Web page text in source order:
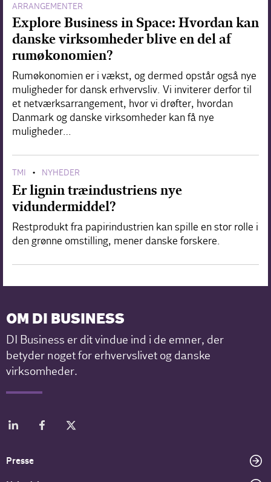
ARRANGEMENTER
Explore Business in Space: Hvordan kan
danske virksomheder blive en del af
rumøkonomien?
Rumøkonomien er i vækst, og dermed opstår også nye
muligheder for dansk erhvervsliv. Vi inviterer derfor til
et netværksarrangement, hvor vi drøfter, hvordan
Danmark og danske virksomheder kan få nye
muligheder…
TMI • NYHEDER
Er lignin træindustriens nye
vidundermiddel?
Restprodukt fra papirindustrien kan spille en stor rolle i
den grønne omstilling, mener danske forskere.
OM DI BUSINESS
DI Business er dit vindue ind i de emner, der
betyder noget for erhvervslivet og danske
virksomheder.
Presse